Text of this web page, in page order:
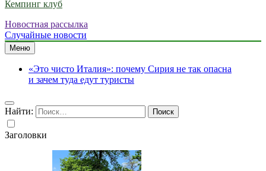
Кемпинг клуб
Новостная рассылка
Случайные новости
Меню
«Это чисто Италия»: почему Сирия не так опасна
и зачем туда едут туристы
Найти:
Заголовки